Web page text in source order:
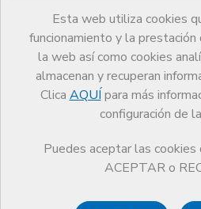
Esta web utiliza cookies
funcionamiento y la
la web así como cookies
almacenan y recuperan
Clica AQUÍ para más
configuración de
Puedes aceptar las cookies
ACEPTAR o
Noticias
Comunicación
Noticias
ECOE. Fecha examen 30 de marzo de
comunes de la prueba.